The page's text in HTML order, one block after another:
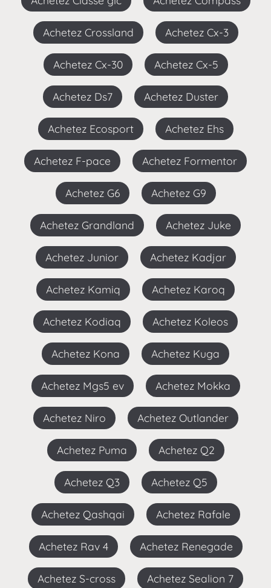
Achetez Crossland Achetez Cx-3
Achetez Cx-30 Achetez Cx-5
Achetez Ds7 Achetez Duster
Achetez Ecosport Achetez Ehs
Achetez F-pace Achetez Formentor
Achetez G6 Achetez G9
Achetez Grandland Achetez Juke
Achetez Junior Achetez Kadjar
Achetez Kamiq Achetez Karoq
Achetez Kodiaq Achetez Koleos
Achetez Kona Achetez Kuga
Achetez Mgs5 ev Achetez Mokka
Achetez Niro Achetez Outlander
Achetez Puma Achetez Q2
Achetez Q3 Achetez Q5
Achetez Qashqai Achetez Rafale
Achetez Rav 4 Achetez Renegade
Achetez S-cross Achetez Sealion 7